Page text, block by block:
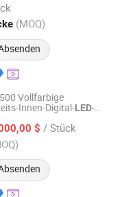
(MOQ)
2025
Vollfarbige
Innen-Digital-LED-
$ / Stück
Technology Co., Ltd.
2022